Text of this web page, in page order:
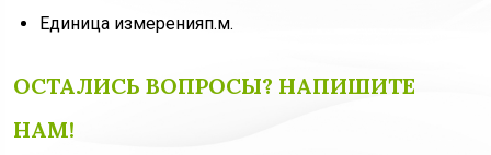
Единица измеренияп.м.
ОСТАЛИСЬ ВОПРОСЫ? НАПИШИТЕ
НАМ!